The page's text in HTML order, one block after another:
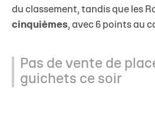
du classement, tandis que les
cinquièmes, avec 6 points au
Pas de vente de
guichets ce soir